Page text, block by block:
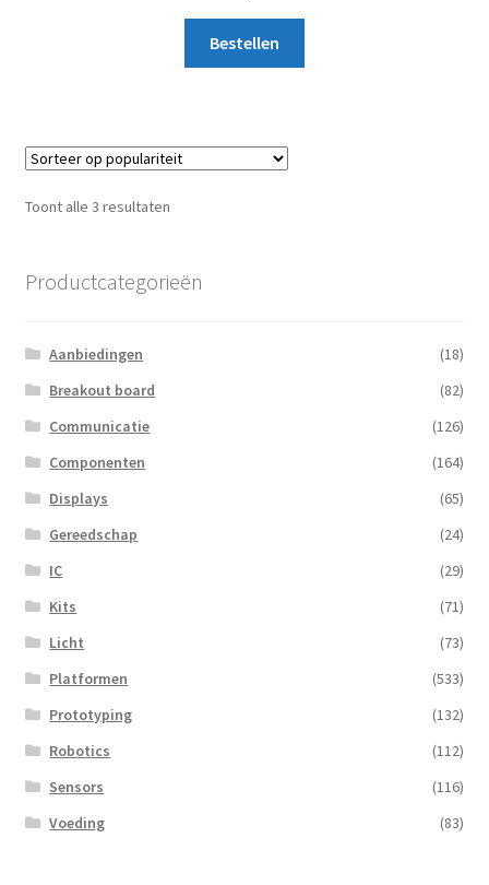
Bestellen
Toont alle 3 resultatenGesorteerd
Productcategorieën
Aanbiedingen
(18)
Breakout board
(82)
Communicatie
(126)
Componenten
(164)
Displays
(65)
Gereedschap
(24)
IC
(29)
Kits
(71)
Licht
(73)
Platformen
(533)
Prototyping
(132)
Robotics
(112)
Sensors
(116)
Voeding
(83)